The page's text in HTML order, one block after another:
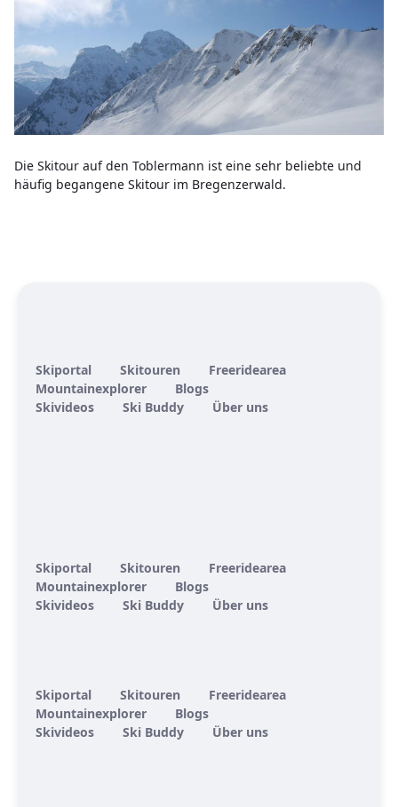
Die Skitour auf den Toblermann ist eine sehr beliebte und
häufig begangene Skitour im Bregenzerwald.
Skiportal Skitouren
Freeridearea
Mountainexplorer
Blogs
Skivideos
Ski Buddy Über uns
Skiportal Skitouren
Freeridearea
Mountainexplorer
Blogs
Skivideos
Ski Buddy Über uns
Skiportal Skitouren
Freeridearea
Mountainexplorer
Blogs
Skivideos
Ski Buddy Über uns